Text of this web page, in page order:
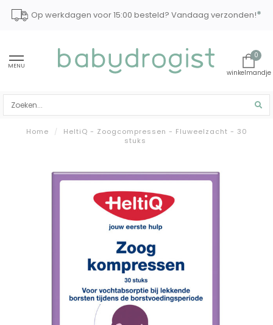
Op werkdagen voor 15:00 besteld? Vandaag verzonden!*
MENU
0
Home /
HeltiQ - Zoogcompressen - Fluweelzacht - 30
stuks